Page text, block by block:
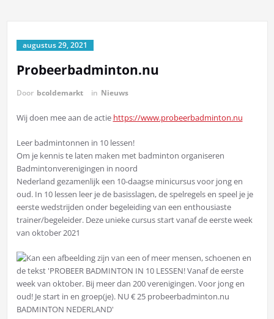
augustus 29, 2021
Probeerbadminton.nu
Door bcoldemarkt in Nieuws
Wij doen mee aan de actie https://www.probeerbadminton.nu
Leer badmintonnen in 10 lessen!
Om je kennis te laten maken met badminton organiseren
Badmintonverenigingen in noord
Nederland gezamenlijk een 10-daagse minicursus voor jong en
oud. In 10 lessen leer je de basisslagen, de spelregels en speel je je
eerste wedstrijden onder begeleiding van een enthousiaste
trainer/begeleider. Deze unieke cursus start vanaf de eerste week
van oktober 2021